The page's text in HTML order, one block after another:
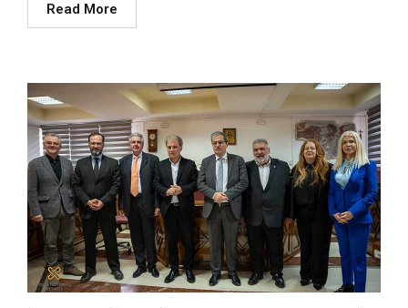
Read More